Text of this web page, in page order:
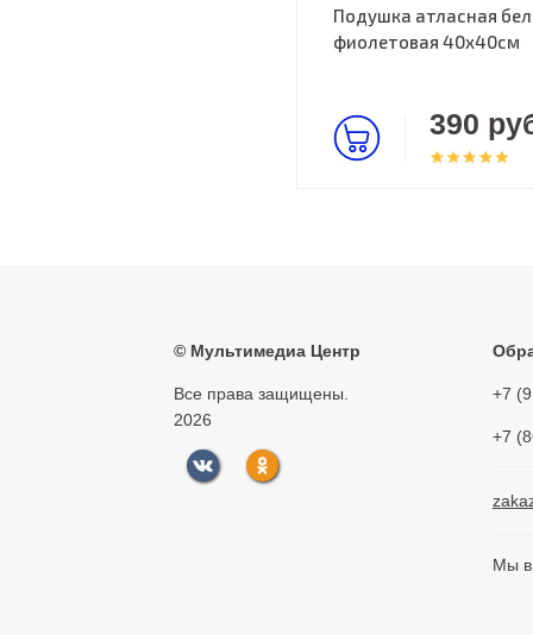
Подушка атласная
фиолетовая 40х40см
390
©Мультимедиа Центр
Все права защищены.
2026
+7
+7
Мы в